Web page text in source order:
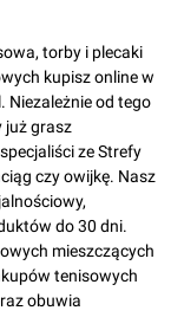
torby i plecaki
kupisz online w
od tego
już grasz
ze Strefy
czy owijkę. Nasz
do 30 dni.
mieszczących
tenisowych
obuwia